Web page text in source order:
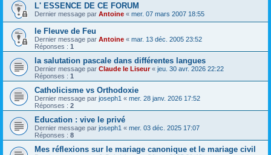
L' ESSENCE DE CE FORUM
Dernier message par Antoine « mer. 07 mars 2007 18:55
le Fleuve de Feu
Dernier message par Antoine « mar. 13 déc. 2005 23:52
Réponses : 1
la salutation pascale dans différentes langues
Dernier message par Claude le Liseur« jeu. 30 avr. 2026 22:22
Réponses : 1
Catholicisme vs Orthodoxie
Dernier message par joseph1 « mer. 28 janv. 2026 17:52
Réponses : 2
Education : vive le privé
Dernier message par joseph1 « mer. 03 déc. 2025 17:07
Réponses : 8
Mes réflexions sur le mariage canonique et le mariage civil